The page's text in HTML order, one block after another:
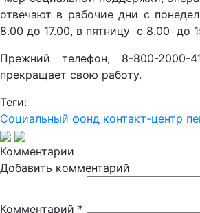
отвечают в рабочие дни с
8.00 до 17.00, в пятницу c 8.00 до
Прежний телефон, 8-800-
прекращает свою работу.
Теги:
Социальный фонд контакт-центр
Комментарии
Добавить комментарий
Комментарий *